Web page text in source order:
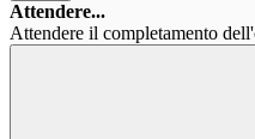
Attendere...
Attendere il completamento